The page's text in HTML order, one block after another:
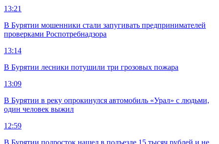
13:21
В Бурятии мошенники стали запугивать предпринимателей
проверками Роспотребнадзора
13:14
В Бурятии лесники потушили три грозовых пожара
13:09
В Бурятии в реку опрокинулся автомобиль «Урал» с людьми,
один человек выжил
12:59